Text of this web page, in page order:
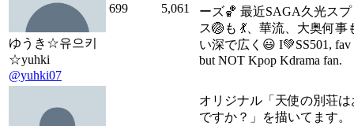
ゆうき☆유으키
☆yuhki
@yuhki07
699 5,061
ーズ🏀 最近SAGA久光ス
ス🏐も 💃、華流、大奥何事
い深で広く😃 I💚SS501, fav
but NOT Kpop Kdrama fan.
オリジナル「天使の別荘は
ですか？」を描いてます。